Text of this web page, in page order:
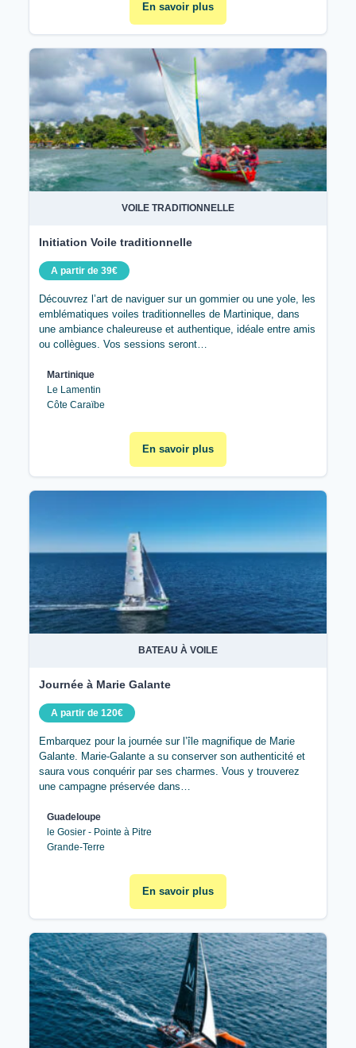
En savoir plus
VOILE TRADITIONNELLE
Initiation Voile traditionnelle
A partir de 39€
Découvrez l’art de naviguer sur un gommier ou une yole, les
emblématiques voiles traditionnelles de Martinique, dans
une ambiance chaleureuse et authentique, idéale entre amis
ou collègues. Vos sessions seront…
Martinique
Le Lamentin
Côte Caraïbe
En savoir plus
BATEAU À VOILE
Journée à Marie Galante
A partir de 120€
Embarquez pour la journée sur l’île magnifique de Marie
Galante. Marie-Galante a su conserver son authenticité et
saura vous conquérir par ses charmes. Vous y trouverez
une campagne préservée dans…
Guadeloupe
le Gosier - Pointe à Pitre
Grande-Terre
En savoir plus